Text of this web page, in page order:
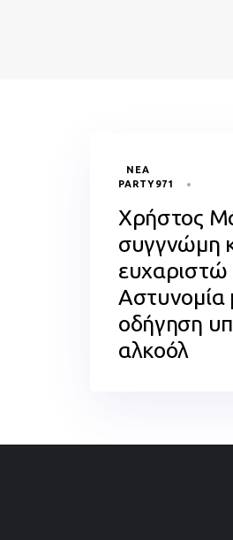
ΝΈΑ
PARTY971
Χρήστος
συγγνώμη
ευχαριστώ
Αστυνομία
οδήγηση
αλκοόλ